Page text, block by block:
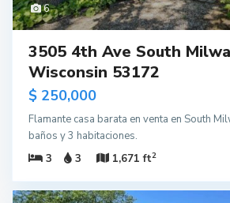
6
3505 4th Ave South
Wisconsin 53172
$ 250,000
Flamante casa barata en venta en South
baños y 3 habitaciones.
3
3 1,671 ft2